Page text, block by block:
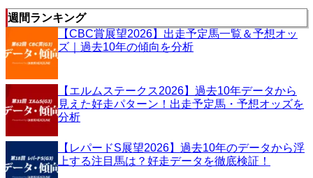
週間ランキング
【CBC賞展望2026】出走予定馬一覧＆予想オッ
ズ｜過去10年の傾向を分析
【エルムステークス2026】過去10年データから
見えた好走パターン！出走予定馬・予想オッズを
分析
【レパードS展望2026】過去10年のデータから浮
上する注目馬は？好走データを徹底検証！